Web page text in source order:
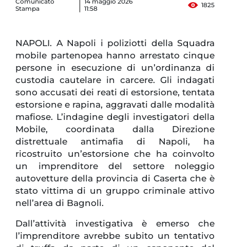
Stampa
11:58
1825
NAPOLI. A Napoli i poliziotti della Squadra
mobile partenopea hanno arrestato cinque
persone in esecuzione di un’ordinanza di
custodia cautelare in carcere. Gli indagati
sono accusati dei reati di estorsione, tentata
estorsione e rapina, aggravati dalle modalità
mafiose. L’indagine degli investigatori della
Mobile, coordinata dalla Direzione
distrettuale antimafia di Napoli, ha
ricostruito un’estorsione che ha coinvolto
un imprenditore del settore noleggio
autovetture della provincia di Caserta che è
stato vittima di un gruppo criminale attivo
nell’area di Bagnoli.
Dall’attività investigativa è emerso che
l’imprenditore avrebbe subito un tentativo